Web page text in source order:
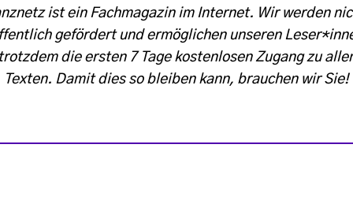
ist ein Fachmagazin im Internet. Wir werden
gefördert und ermöglichen unseren
die ersten 7 Tage kostenlosen Zugang zu
Texten. Damit dies so bleiben kann, brauchen wir Sie!